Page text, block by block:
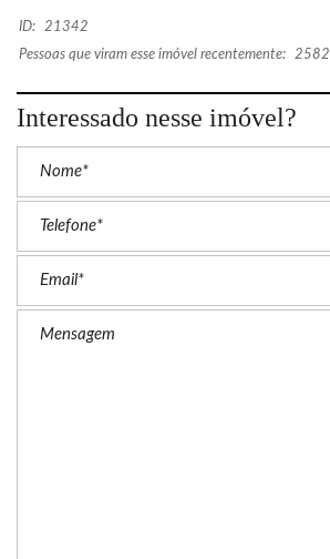
ID:
21342
Pessoas que viram esse imóvel recentemente:
2582
Interessado nesse imóvel?